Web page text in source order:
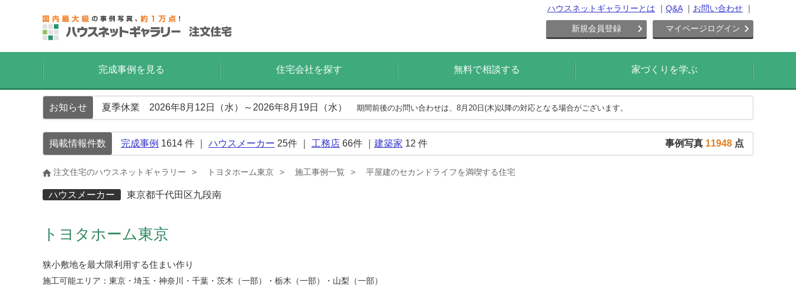
ハウスネットギャラリーとは Q&A お問い合わせ
新規会員登録 マイページログイン
完成事例を見る 住宅会社を探す 無料で相談する 家づくりを学ぶ
お知らせ 夏季休業 2026年8月12日（水）～2026年8月19日（水） 期間前後のお問い合わせは、8月20日(木)以降の対応となる場合がございます。
掲載情報件数 完成事例 1614 件 ｜ ハウスメーカー 25件 ｜ 工務店 66件 ｜ 建築家 12 件 事例写真 11948 点
注文住宅のハウスネットギャラリー トヨタホーム東京 施工事例一覧 平屋建のセカンドライフを満喫する住宅
ハウスメーカー 東京都千代田区九段南
トヨタホーム東京
狭小敷地を最大限利用する住まい作り
施工可能エリア： 東京・埼玉・神奈川・千葉・茨木（一部）・栃木（一部）・山梨（一部）